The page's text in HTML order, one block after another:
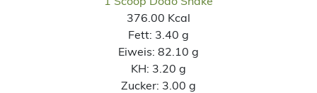
376.00 Kcal
Fett: 3.40 g
Eiweis: 82.10 g
KH: 3.20 g
Zucker: 3.00 g